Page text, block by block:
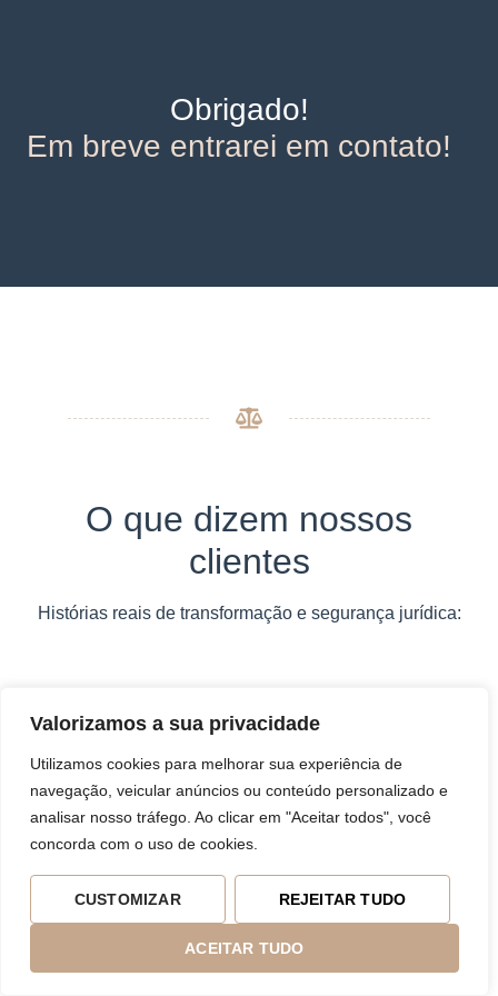
Valorizamos a sua privacidade
Utilizamos cookies para melhorar sua experiência de
navegação, veicular anúncios ou conteúdo personalizado e
analisar nosso tráfego. Ao clicar em "Aceitar todos", você
concorda com o uso de cookies.
CUSTOMIZAR REJEITAR TUDO
ACEITAR TUDO
Obrigado!
Em breve entrarei em contato!
O que dizem nossos
clientes
Histórias reais de transformação e segurança jurídica: